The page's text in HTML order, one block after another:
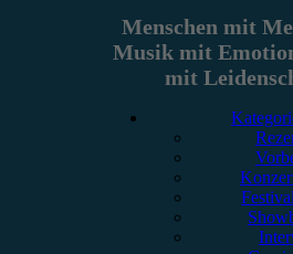
Menschen mit
Musik mit
mit